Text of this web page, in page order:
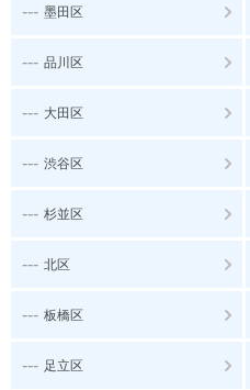
--- 墨田区
--- 品川区
--- 大田区
--- 渋谷区
--- 杉並区
--- 北区
--- 板橋区
--- 足立区